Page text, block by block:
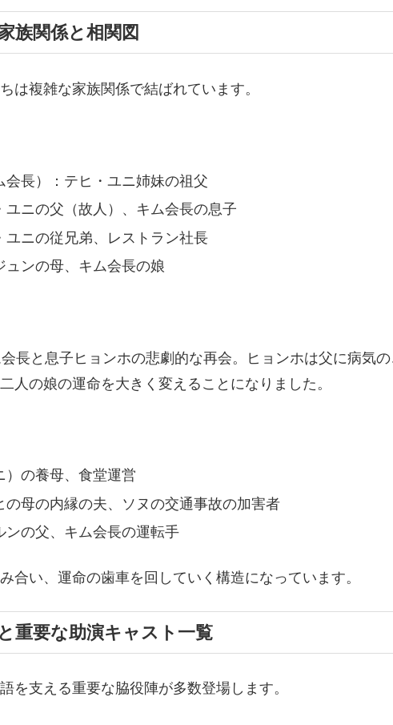
族関係と相関図
は複雑な家族関係で結ばれています。
会長）：テヒ・ユニ姉妹の祖父
ユニの父（故人）、キム会長の息子
ユニの従兄弟、レストラン社長
ュンの母、キム会長の娘
長と息子ヒョンホの悲劇的な再会。ヒョンホは父に病気
人の娘の運命を大きく変えることになりました。
）の養母、食堂運営
の母の内縁の夫、ソヌの交通事故の加害者
の父、キム会長の運転手
合い、運命の歯車を回していく構造になっています。
重要な助演キャスト一覧
を支える重要な脇役陣が多数登場します。